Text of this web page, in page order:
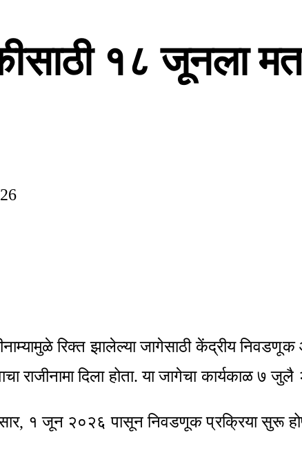
१८ जूनला
रिक्त झालेल्या जागेसाठी केंद्रीय
राजीनामा दिला होता. या जागेचा कार्यकाळ ७
१ जून २०२६ पासून निवडणूक प्रक्रिया सुरू